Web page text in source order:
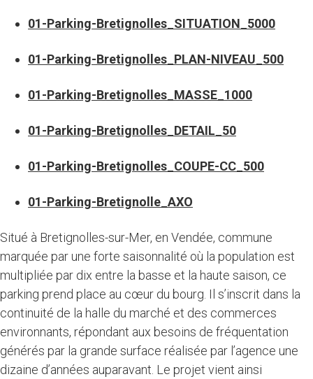
01-Parking-Bretignolles_SITUATION_5000
01-Parking-Bretignolles_PLAN-NIVEAU_500
01-Parking-Bretignolles_MASSE_1000
01-Parking-Bretignolles_DETAIL_50
01-Parking-Bretignolles_COUPE-CC_500
01-Parking-Bretignolle_AXO
Situé à Bretignolles-sur-Mer, en Vendée, commune
marquée par une forte saisonnalité où la population est
multipliée par dix entre la basse et la haute saison, ce
parking prend place au cœur du bourg. Il s’inscrit dans la
continuité de la halle du marché et des commerces
environnants, répondant aux besoins de fréquentation
générés par la grande surface réalisée par l’agence une
dizaine d’années auparavant. Le projet vient ainsi